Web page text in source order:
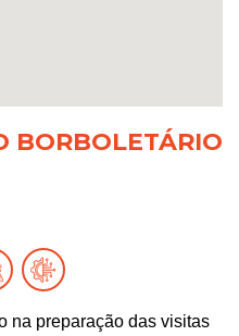
BORBOLETÁRIO
na preparação das visitas